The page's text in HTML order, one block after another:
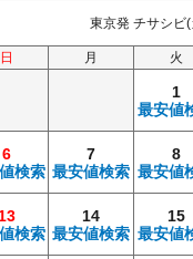
東京発 チサシビ
日 月 火
1
最安値
6
検索
7
最安値検索
8
最安値
13
検索
14
最安値検索
15
最安値